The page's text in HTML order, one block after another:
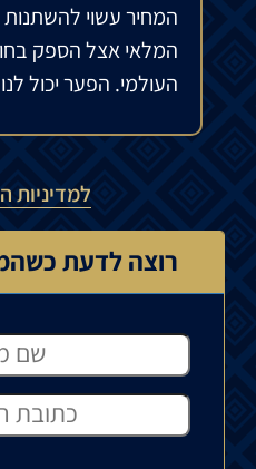
המחיר עשוי
המלאי אצל הספק
העולמי. הפער יכול לנוע בין
למדיניות
רוצה לדעת